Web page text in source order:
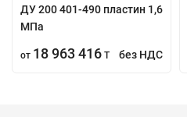
ДУ 200 401-490 пластин 1,6
МПа
от 18 963 416 T без НДС